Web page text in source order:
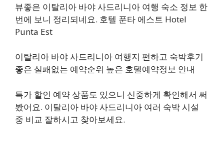
뷰좋은 이탈리아 바야 사드리니아 여행 숙소 정보 한
번에 보니 정리되네요. 호텔 푼타 에스트 Hotel
Punta Est
이탈리아 바야 사드리니아 여행지 편하고 숙박후기
좋은 실패없는 예약순위 높은 호텔예약정보 안내
특가 할인 예약 상품도 있으니 신중하게 확인해서 써
봤어요. 이탈리아 바야 사드리니아 여러 숙박 시설
중 비교 잘하시고 찾아보세요.